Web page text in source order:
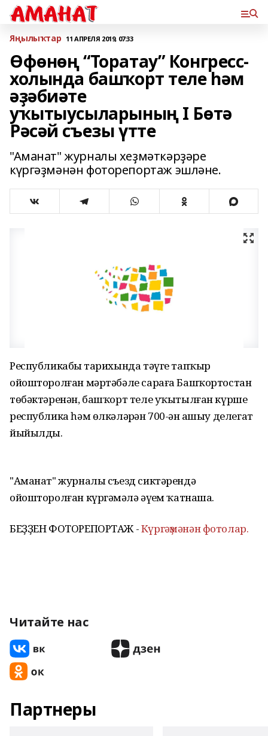
Яңылыҡтар 11 АПРЕЛЯ 2019, 07:33
Өфөнөң “Торатау” Конгресс-
холында башҡорт теле һәм
әҙәбиәте
уҡытыусыларының I Бөтә
Рәсәй съезы үтте
"Аманат" журналы хеҙмәткәрҙәре
күргәҙмәнән фоторепортаж эшләне.
Республикабыҙ тарихында тәүге тапҡыр
ойошторолған мәртәбәле сараға Башҡортостан
төбәктәренән, башҡорт теле уҡытылған күрше
республика һәм өлкәләрҙән 700-ҙән ашыу делегат
йыйылды.
"Аманат" журналы съезд сиктәрендә
ойошторолған күргәҙмәлә әүҙем ҡатнаша.
БЕҘҘЕН ФОТОРЕПОРТАЖ -Күргәҙмәнән фотолар.
Читайте нас
Партнеры